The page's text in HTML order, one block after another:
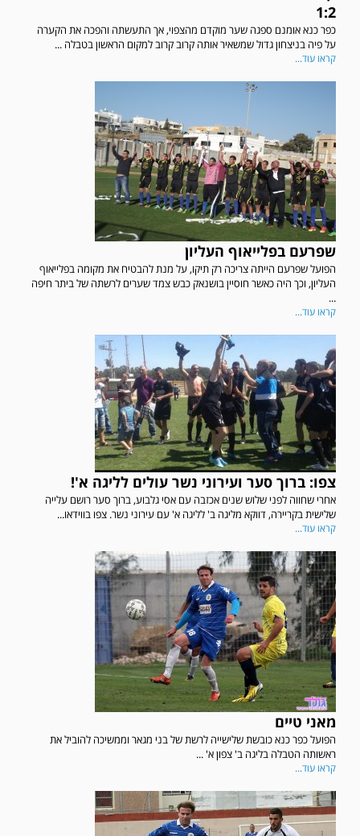
1:2
כפר כנא אומנם ספגה שער מוקדם מהצפוי, אך התעשתה והפכה את הקערה
על פיה בניצחון גדול שמשאיר אותה קרוב קרוב למקום הראשון בטבלה ...
קראו עוד...
שפרעם בפלייאוף העליון
הפועל שפרעם הייתה צריכה רק תיקו, על מנת להבטיח את מקומה בפלייאוף
העליון, וכך היה כאשר חוסיין בושנאק כבש צמד שערים לרשתה של ביתר חיפה
...
קראו עוד...
צפו: ברוך סער ועירוני נשר עולים לליגה א'!
אחרי שחווה לפני שלוש שנים אכזבה עם אסי גלבוע, ברוך סער רושם עלייה
שלישית בקריירה, דווקא מליגה ב' לליגה א' עם עירוני נשר. צפו בווידאו...
קראו עוד...
מאני טיים
הפועל כפר כנא כובשת שלישייה לרשת של בני מגאר וממשיכה להוביל את
ראשותה הטבלה בליגה ב' צפון א' ...
קראו עוד...